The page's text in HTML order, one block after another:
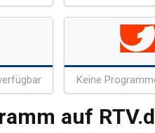
Keine
auf